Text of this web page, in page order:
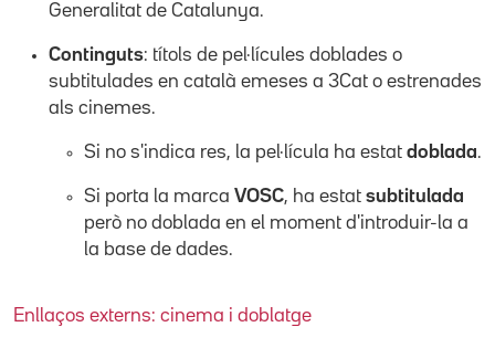
Generalitat de Catalunya.
Continguts: títols de pel·lícules doblades o
subtitulades en català emeses a 3Cat o estrenades
als cinemes.
Si no s'indica res, la pel·lícula ha estat doblada.
Si porta la marca VOSC, ha estat subtitulada
però no doblada en el moment d'introduir-la a
la base de dades.
Enllaços externs: cinema i doblatge